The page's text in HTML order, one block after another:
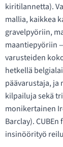
kiritilannetta).
mallia, kaikkea
gravelpyöriin,
maantiepyöriin
varusteiden
hetkellä
päävarustaja, ja
kilpailuja sekä
monikertainen
Barclay).
insinöörityö